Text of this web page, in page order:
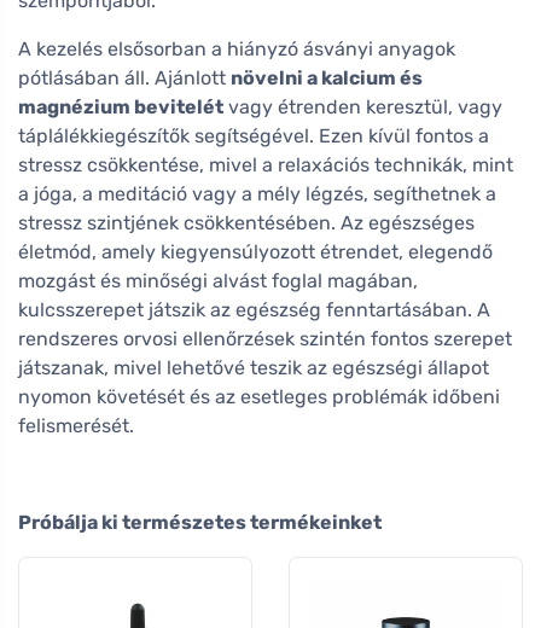
A kezelés elsősorban a hiányzó ásványi anyagok
pótlásában áll. Ajánlott növelni a kalcium és
magnézium bevitelét vagy étrenden keresztül, vagy
táplálékkiegészítők segítségével. Ezen kívül fontos a
stressz csökkentése, mivel a relaxációs technikák, mint
a jóga, a meditáció vagy a mély légzés, segíthetnek a
stressz szintjének csökkentésében. Az egészséges
életmód, amely kiegyensúlyozott étrendet, elegendő
mozgást és minőségi alvást foglal magában,
kulcsszerepet játszik az egészség fenntartásában. A
rendszeres orvosi ellenőrzések szintén fontos szerepet
játszanak, mivel lehetővé teszik az egészségi állapot
nyomon követését és az esetleges problémák időbeni
felismerését.
Próbálja ki természetes termékeinket